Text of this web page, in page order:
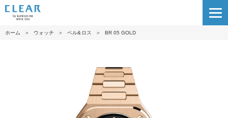
ホーム ＞ ウォッチ ＞ ベル&ロス ＞ BR 05 GOLD